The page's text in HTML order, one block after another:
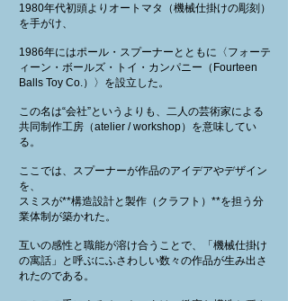
1980年代初頭よりオートマタ（機械仕掛けの彫刻）
を手がけ、
1986年にはポール・スプーナーとともに〈フォーテ
ィーン・ボールズ・トイ・カンパニー（Fourteen
Balls Toy Co.）〉を設立した。
この名は“会社”というよりも、二人の芸術家による
共同制作工房（atelier / workshop）を意味してい
る。
ここでは、スプーナーが作品のアイデアやデザイン
を、
スミスが**構造設計と製作（クラフト）**を担う分
業体制が築かれた。
互いの感性と職能が溶け合うことで、「機械仕掛け
の寓話」と呼ぶにふさわしい数々の作品が生み出さ
れたのである。